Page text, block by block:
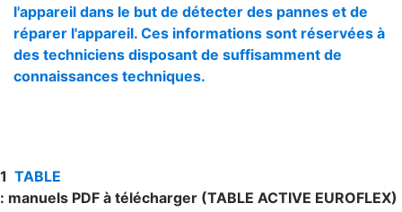
l'appareil dans le but de détecter des pannes et de
réparer l'appareil. Ces informations sont réservées à
des techniciens disposant de suffisamment de
connaissances techniques.
1 TABLE
: manuels PDF à télécharger (TABLE ACTIVE EUROFLEX)